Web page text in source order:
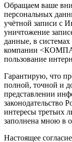
Обращаем ваше
персональных
учётной записи с
уничтожение
данные, в
компании
пользование
Гарантирую, что
полной, точной и
представлении
законодательство
интересы третьих
заполнена мною в
Настоящее